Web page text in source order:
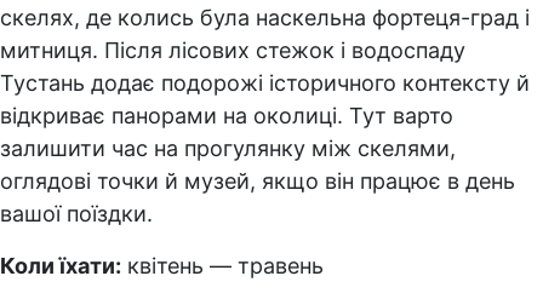
скелях, де колись була наскельна фортеця-град і
митниця. Після лісових стежок і водоспаду
Тустань додає подорожі історичного контексту й
відкриває панорами на околиці. Тут варто
залишити час на прогулянку між скелями,
оглядові точки й музей, якщо він працює в день
вашої поїздки.
Коли їхати: квітень — травень